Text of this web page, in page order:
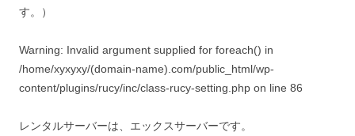
す。）
Warning: Invalid argument supplied for foreach() in
/home/xyxyxy/(domain-name).com/public_html/wp-
content/plugins/rucy/inc/class-rucy-setting.php on line 86
レンタルサーバーは、エックスサーバーです。